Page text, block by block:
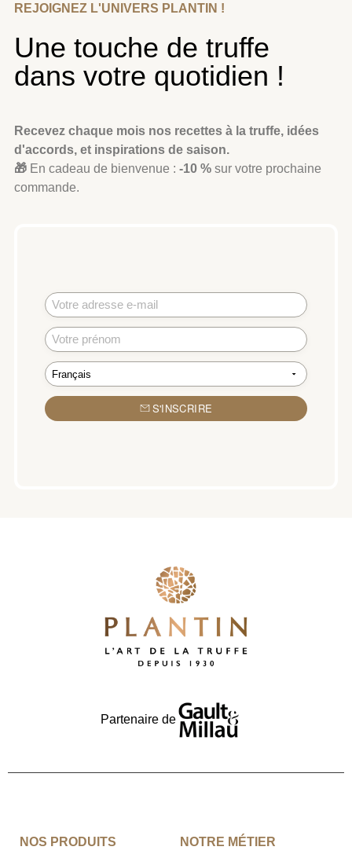
REJOIGNEZ L'UNIVERS PLANTIN !
Une touche de truffe
dans votre quotidien !
Recevez chaque mois nos recettes à la truffe, idées
d'accords, et inspirations de saison.
🎁 En cadeau de bienvenue : -10 % sur votre prochaine
commande.
S'INSCRIRE
Partenaire de
NOS PRODUITS NOTRE MÉTIER